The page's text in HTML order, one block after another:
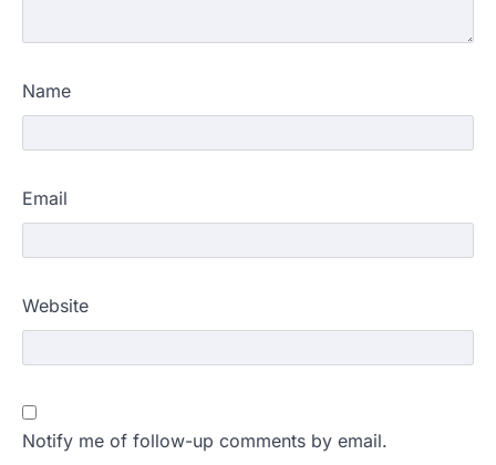
Name
Email
Website
Notify me of follow-up comments by email.